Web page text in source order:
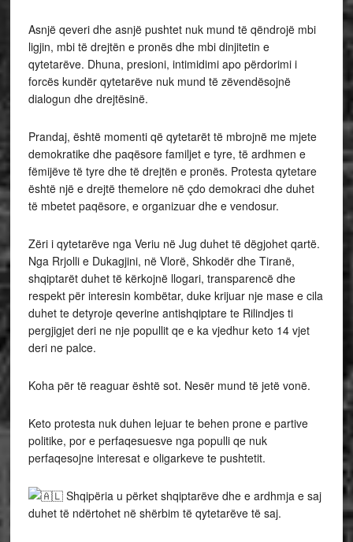
Asnjë qeveri dhe asnjë pushtet nuk mund të qëndrojë mbi
ligjin, mbi të drejtën e pronës dhe mbi dinjitetin e
qytetarëve. Dhuna, presioni, intimidimi apo përdorimi i
forcës kundër qytetarëve nuk mund të zëvendësojnë
dialogun dhe drejtësinë.
Prandaj, është momenti që qytetarët të mbrojnë me mjete
demokratike dhe paqësore familjet e tyre, të ardhmen e
fëmijëve të tyre dhe të drejtën e pronës. Protesta qytetare
është një e drejtë themelore në çdo demokraci dhe duhet
të mbetet paqësore, e organizuar dhe e vendosur.
Zëri i qytetarëve nga Veriu në Jug duhet të dëgjohet qartë.
Nga Rrjolli e Dukagjini, në Vlorë, Shkodër dhe Tiranë,
shqiptarët duhet të kërkojnë llogari, transparencë dhe
respekt për interesin kombëtar, duke krijuar nje mase e cila
duhet te detyroje qeverine antishqiptare te Rilindjes ti
pergjigjet deri ne nje popullit qe e ka vjedhur keto 14 vjet
deri ne palce.
Koha për të reaguar është sot. Nesër mund të jetë vonë.
Keto protesta nuk duhen lejuar te behen prone e partive
politike, por e perfaqesuesve nga populli qe nuk
perfaqesojne interesat e oligarkeve te pushtetit.
Shqipëria u përket shqiptarëve dhe e ardhmja e saj
duhet të ndërtohet në shërbim të qytetarëve të saj.